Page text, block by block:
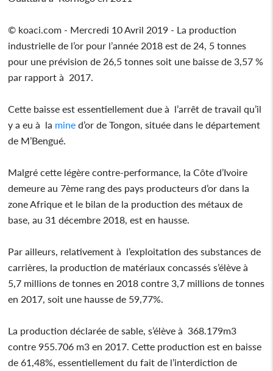
© koaci.com - Mercredi 10 Avril 2019 - La production
industrielle de l’or pour l’année 2018 est de 24, 5 tonnes
pour une prévision de 26,5 tonnes soit une baisse de 3,57 %
par rapport à 2017.
Cette baisse est essentiellement due à l’arrêt de travail qu’il
y a eu à la mine d’or de Tongon, située dans le département
de M’Bengué.
Malgré cette légère contre-performance, la Côte d’Ivoire
demeure au 7ème rang des pays producteurs d’or dans la
zone Afrique et le bilan de la production des métaux de
base, au 31 décembre 2018, est en hausse.
Par ailleurs, relativement à l’exploitation des substances de
carrières, la production de matériaux concassés s’élève à
5,7 millions de tonnes en 2018 contre 3,7 millions de tonnes
en 2017, soit une hausse de 59,77%.
La production déclarée de sable, s’élève à 368.179m3
contre 955.706 m3 en 2017. Cette production est en baisse
de 61,48%, essentiellement du fait de l’interdiction de